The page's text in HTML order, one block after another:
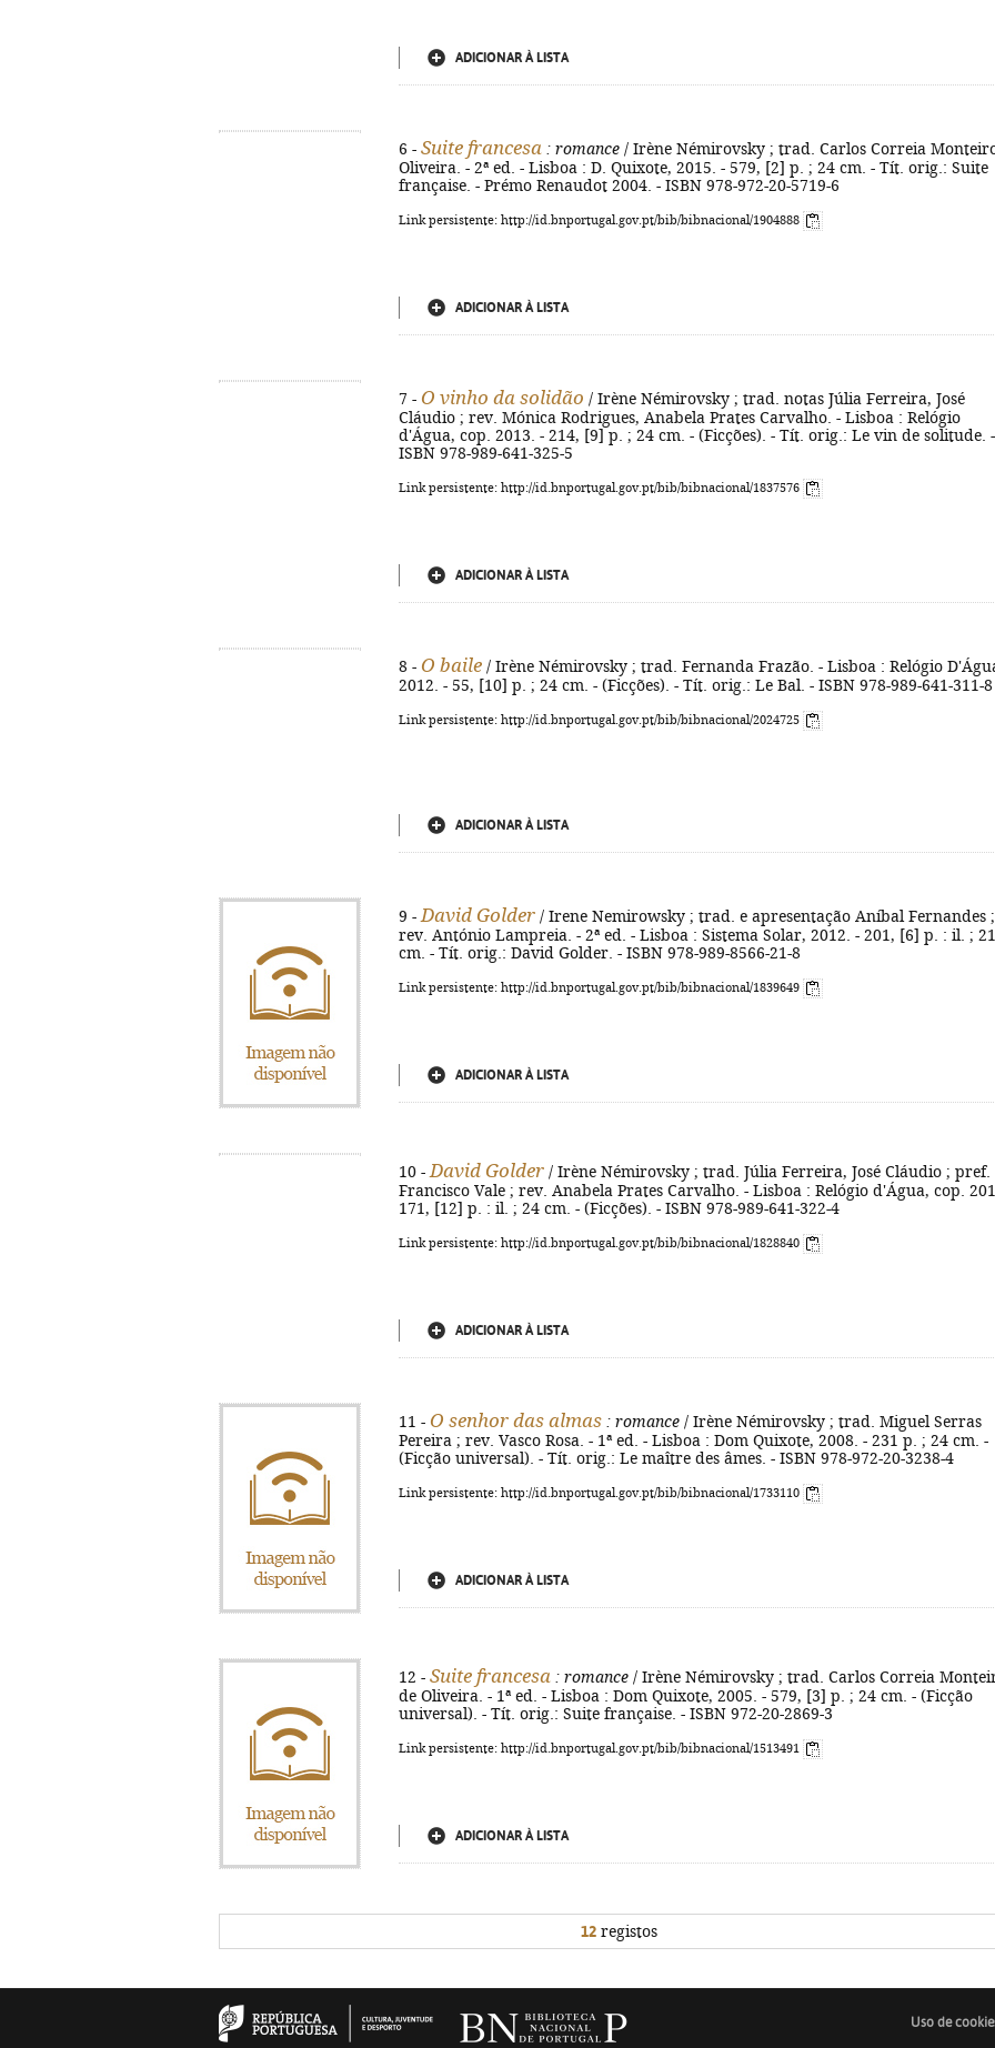
ADICIONAR À LISTA
6 - Suite francesa : romance / Irène Némirovsky ; trad. Carlos Correia
Oliveira. - 2ª ed. - Lisboa : D. Quixote, 2015. - 579, [2] p. ; 24 cm. - Tít. orig.: Suite
française. - Prémo Renaudot 2004. - ISBN 978-972-20-5719-6
Link persistente: http://id.bnportugal.gov.pt/bib/bibnacional/1904888
ADICIONAR À LISTA
7 - O vinho da solidão / Irène Némirovsky ; trad. notas Júlia Ferreira, José
Cláudio ; rev. Mónica Rodrigues, Anabela Prates Carvalho. - Lisboa : Relógio
d'Água, cop. 2013. - 214, [9] p. ; 24 cm. - (Ficções). - Tít. orig.: Le vin de solitude. -
ISBN 978-989-641-325-5
Link persistente: http://id.bnportugal.gov.pt/bib/bibnacional/1837576
ADICIONAR À LISTA
8 - O baile / Irène Némirovsky ; trad. Fernanda Frazão. - Lisboa : Relógio
2012. - 55, [10] p. ; 24 cm. - (Ficções). - Tít. orig.: Le Bal. - ISBN 978-989-641-311-8
Link persistente: http://id.bnportugal.gov.pt/bib/bibnacional/2024725
ADICIONAR À LISTA
9 - David Golder / Irene Nemirowsky ; trad. e apresentação Aníbal Fernandes ;
rev. António Lampreia. - 2ª ed. - Lisboa : Sistema Solar, 2012. - 201, [6] p. : il. ; 21
cm. - Tít. orig.: David Golder. - ISBN 978-989-8566-21-8
Link persistente: http://id.bnportugal.gov.pt/bib/bibnacional/1839649
ADICIONAR À LISTA
10 - David Golder / Irène Némirovsky ; trad. Júlia Ferreira, José Cláudio ; pref.
Francisco Vale ; rev. Anabela Prates Carvalho. - Lisboa : Relógio d'Água, cop.
171, [12] p. : il. ; 24 cm. - (Ficções). - ISBN 978-989-641-322-4
Link persistente: http://id.bnportugal.gov.pt/bib/bibnacional/1828840
ADICIONAR À LISTA
11 - O senhor das almas : romance / Irène Némirovsky ; trad. Miguel Serras
Pereira ; rev. Vasco Rosa. - 1ª ed. - Lisboa : Dom Quixote, 2008. - 231 p. ; 24 cm. -
(Ficção universal). - Tít. orig.: Le maître des âmes. - ISBN 978-972-20-3238-4
Link persistente: http://id.bnportugal.gov.pt/bib/bibnacional/1733110
ADICIONAR À LISTA
12 - Suite francesa : romance / Irène Némirovsky ; trad. Carlos Correia
de Oliveira. - 1ª ed. - Lisboa : Dom Quixote, 2005. - 579, [3] p. ; 24 cm. - (Ficção
universal). - Tít. orig.: Suite française. - ISBN 972-20-2869-3
Link persistente: http://id.bnportugal.gov.pt/bib/bibnacional/1513491
ADICIONAR À LISTA
12registos
Uso de